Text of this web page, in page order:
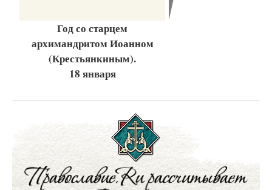
Год со старцем
архимандритом Иоанном
(Крестьянкиным).
18 января